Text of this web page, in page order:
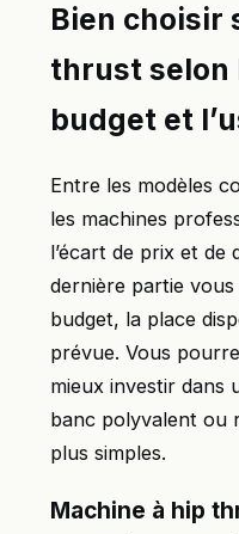
Bien choisir
thrust selon
budget et
Entre les modèles
les machines
l’écart de prix et
dernière partie
budget, la place
prévue. Vous
mieux investir dans
banc polyvalent ou
plus simples.
Machine à hip